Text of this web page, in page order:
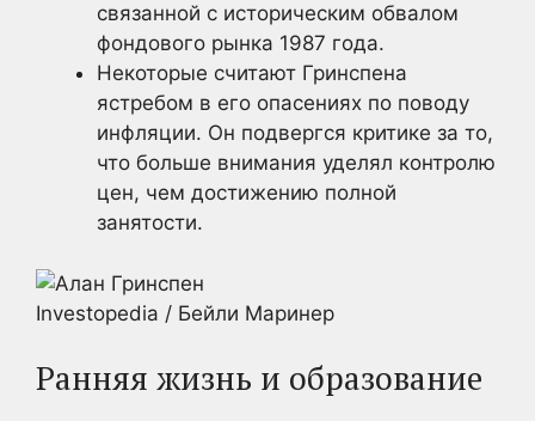
связанной с историческим обвалом
фондового рынка 1987 года.
Некоторые считают Гринспена
ястребом в его опасениях по поводу
инфляции. Он подвергся критике за то,
что больше внимания уделял контролю
цен, чем достижению полной
занятости.
Investopedia / Бейли Маринер
Ранняя жизнь и образование